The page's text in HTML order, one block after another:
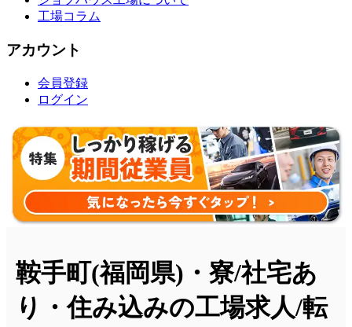
工場コラム
アカウント
会員登録
ログイン
鞍手町(福岡県)・寮/社宅あ
り・住み込みの工場求人/転